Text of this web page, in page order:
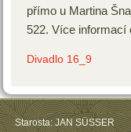
přímo u Martina
522. Více informací
Divadlo 16_9
Starosta: JAN SÜSSER